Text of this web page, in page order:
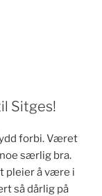
Sitges!
forbi. Været
særlig bra.
pleier å være i
så dårlig på